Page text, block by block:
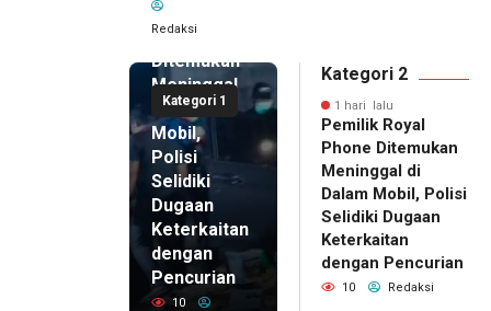
Redaksi
Kategori 1
Royal
Phone
Ditemukan
Meninggal
di Dalam
Mobil,
Polisi
Selidiki
Dugaan
Keterkaitan
dengan
Pencurian
10
Kategori 2
1 hari lalu
Pemilik Royal
Phone Ditemukan
Meninggal di
Dalam Mobil, Polisi
Selidiki Dugaan
Keterkaitan
dengan Pencurian
10 Redaksi